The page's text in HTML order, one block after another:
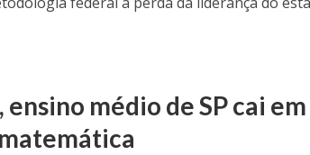
médio de SP cai em